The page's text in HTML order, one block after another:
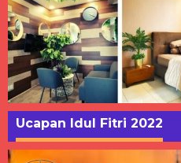
Ucapan Idul Fitri 2022